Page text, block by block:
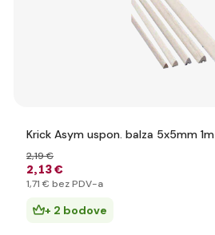
Krick Asym uspon. balza 5x5mm 1m
2,13 €
2,19 €
1,71 € bez PDV-a
+ 2 bodove